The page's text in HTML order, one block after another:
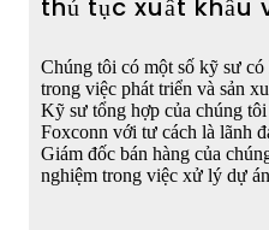
thủ tục xuất khẩu
Chúng tôi có một số kỹ sư
trong việc phát triển và sản
Kỹ sư tổng hợp của chúng
Foxconn với tư cách là lãnh
Giám đốc bán hàng của
nghiệm trong việc xử lý dự